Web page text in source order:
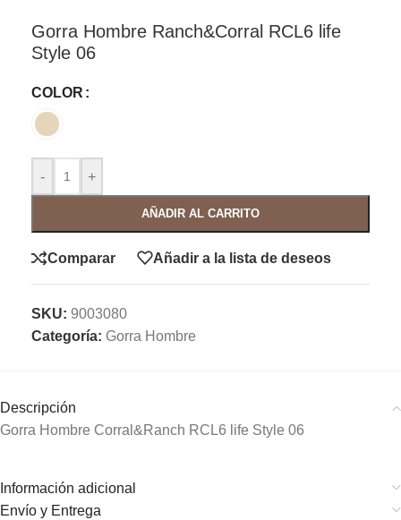
Gorra Hombre Ranch&Corral RCL6 life
Style 06
COLOR
- +
AÑADIR AL CARRITO
Comparar Añadir a la lista de deseos
SKU: 9003080
Categoría: Gorra Hombre
Descripción
Gorra Hombre Corral&Ranch RCL6 life Style 06
Información adicional
Envío y Entrega